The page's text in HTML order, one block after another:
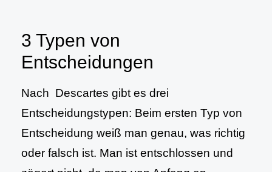
3 Typen von
Entscheidungen
Nach Descartes gibt es drei
Entscheidungstypen: Beim ersten Typ von
Entscheidung weiß man genau, was richtig
oder falsch ist. Man ist entschlossen und